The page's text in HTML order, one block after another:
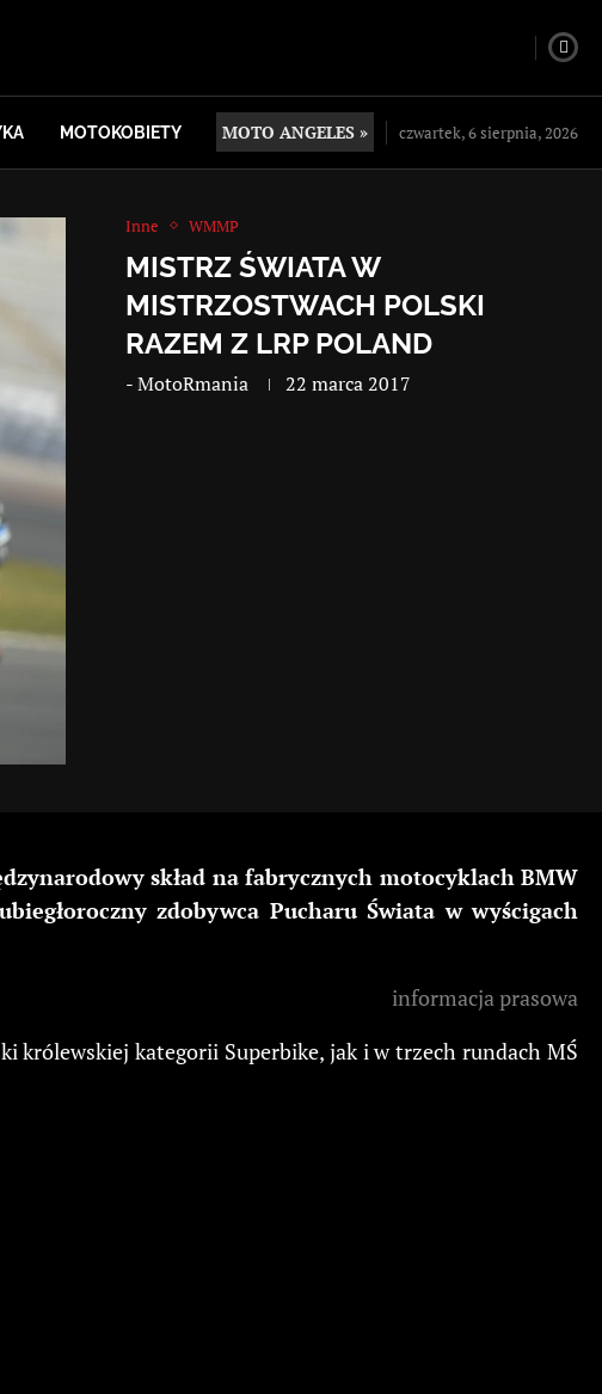
MOTOKOBIETY MOTO ANGELES » czwartek, 6 sierpnia, 2026
Inne WMMP
MISTRZ ŚWIATA W
MISTRZOSTWACH POLSKI
RAZEM Z LRP POLAND
-MotoRmania 22 marca 2017
skład na fabrycznych motocyklach BMW
zdobywca Pucharu Świata w wyścigach
informacja prasowa
królewskiej kategorii Superbike, jak i w trzech rundach MŚ